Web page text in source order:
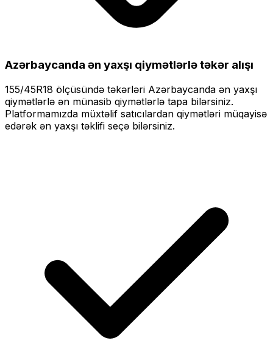
Azərbaycanda ən yaxşı qiymətlərlətəkər alışı
155/45R18 ölçüsündə təkərləri Azərbaycanda ən yaxşı
qiymətlərlə ən münasib qiymətlərlə tapa bilərsiniz.
Platformamızda müxtəlif satıcılardan qiymətləri müqayisə
edərək ən yaxşı təklifi seçə bilərsiniz.